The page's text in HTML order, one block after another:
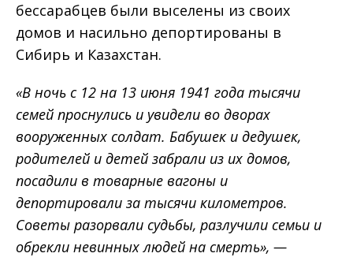
бессарабцев были выселены из своих
домов и насильно депортированы в
Сибирь и Казахстан.
«В ночь с 12 на 13 июня 1941 года тысячи
семей проснулись и увидели во дворах
вооруженных солдат. Бабушек и дедушек,
родителей и детей забрали из их домов,
посадили в товарные вагоны и
депортировали за тысячи километров.
Советы разорвали судьбы, разлучили семьи и
обрекли невинных людей на смерть», —